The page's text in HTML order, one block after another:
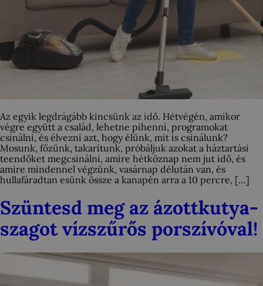
Az egyik legdrágább kincsünk az idő. Hétvégén, amikor
végre együtt a család, lehetne pihenni, programokat
csinálni, és élvezni azt, hogy élünk, mit is csinálunk?
Mosunk, főzünk, takarítunk, próbáljuk azokat a háztartási
teendőket megcsinálni, amire hétköznap nem jut idő, és
amire mindennel végzünk, vasárnap délután van, és
hullafáradtan esünk össze a kanapén arra a 10 percre, […]
Szüntesd meg az ázottkutya-
szagot vízszűrős porszívóval!